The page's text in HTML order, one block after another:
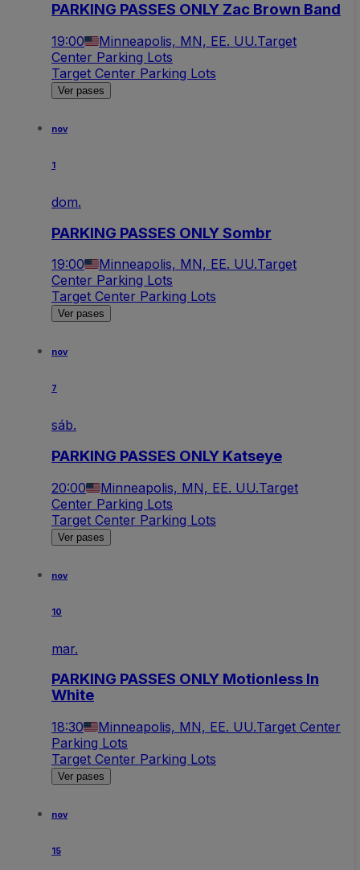
PARKING PASSES ONLY Zac Brown Band
19:00 Minneapolis, MN, EE. UU.Target
Center Parking Lots
Target Center Parking Lots
Ver pases
nov
1
dom.
PARKING PASSES ONLY Sombr
19:00 Minneapolis, MN, EE. UU.Target
Center Parking Lots
Target Center Parking Lots
Ver pases
nov
7
sáb.
PARKING PASSES ONLY Katseye
20:00 Minneapolis, MN, EE. UU.Target
Center Parking Lots
Target Center Parking Lots
Ver pases
nov
10
mar.
PARKING PASSES ONLY Motionless In
White
18:30 Minneapolis, MN, EE. UU.Target Center
Parking Lots
Target Center Parking Lots
Ver pases
nov
15